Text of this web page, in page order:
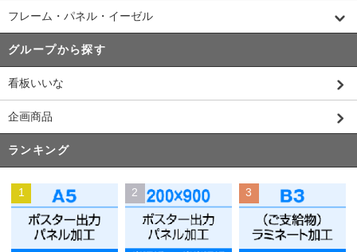
フレーム・パネル・イーゼル
グループから探す
看板いいな
企画商品
ランキング
1 2 3